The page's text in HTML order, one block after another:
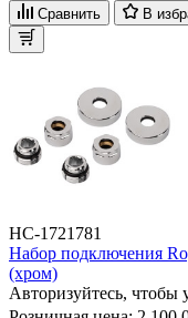
Сравнить В
НС-1721781
Набор подключения
(хром)
Авторизуйтесь, чтобы